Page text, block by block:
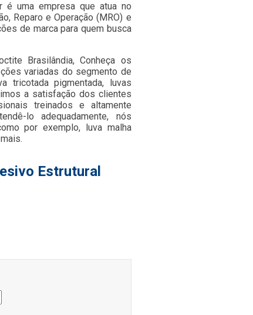
é uma empresa que atua no
Reparo e Operação (MRO) e
de marca para quem busca
Brasilândia, Conheça os
variadas do segmento de
tricotada pigmentada, luvas
a satisfação dos clientes
treinados e altamente
lo adequadamente, nós
por exemplo, luva malha
Estrutural